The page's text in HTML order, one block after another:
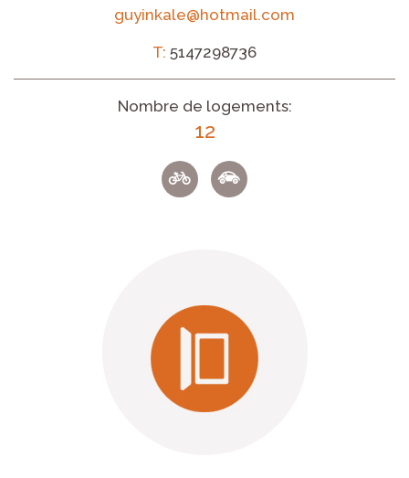
guyinkale@hotmail.com
T: 5147298736
Nombre de logements:
12